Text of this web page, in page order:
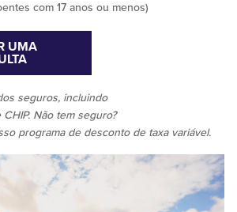
com 17 anos ou menos)
UMA
seguros, incluindo
Não tem seguro?
programa de desconto de taxa variável.